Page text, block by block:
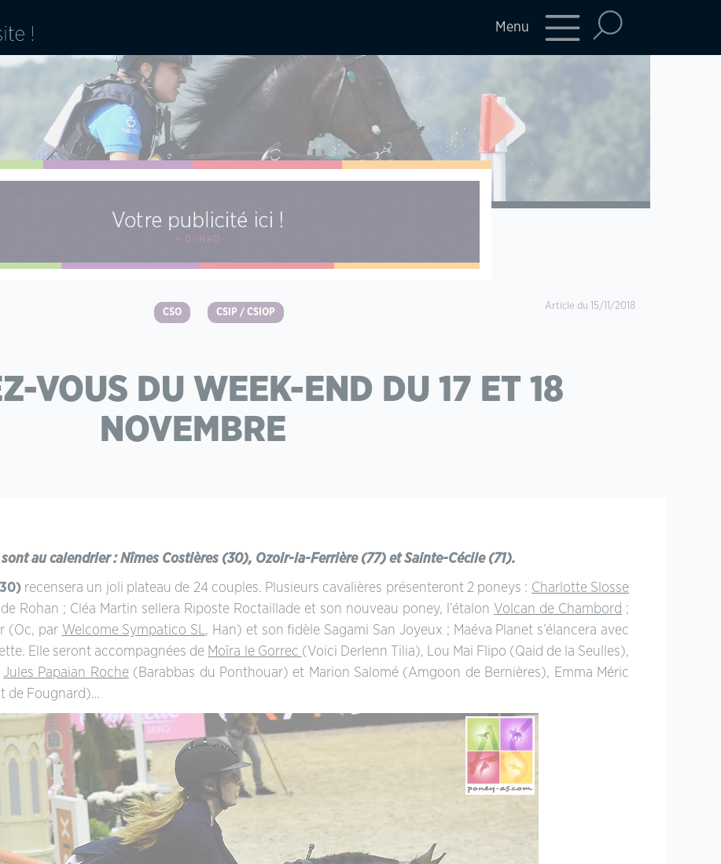
Menu
Article du 15/11/2018
CSO CSIP / CSIOP
VOUS DU WEEK-END DU 17 ET 18
NOVEMBRE
sont au calendrier : Nîmes Costières (30), Ozoir-la-Ferrière (77) et Sainte-Cécile (71).
recensera un joli plateau de 24 couples. Plusieurs cavalières présenteront 2 poneys : Charlotte Slosse
Rohan ; Cléa Martin sellera Riposte Roctaillade et son nouveau poney, l’étalon Volcan de Chambord ;
(Oc, par Welcome Sympatico SL, Han) et son fidèle Sagami San Joyeux ; Maéva Planet s’élancera avec
Elle seront accompagnées de Moïra le Gorrec (Voici Derlenn Tilia), Lou Mai Flipo (Qaid de la Seulles),
Jules Papaian Roche(Barabbas du Ponthouar) et Marion Salomé (Amgoon de Bernières), Emma Méric
de Fougnard)…